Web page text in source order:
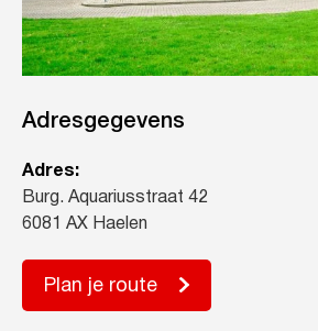
Adresgegevens
Adres:
Burg. Aquariusstraat 42
6081 AX Haelen
Plan je route